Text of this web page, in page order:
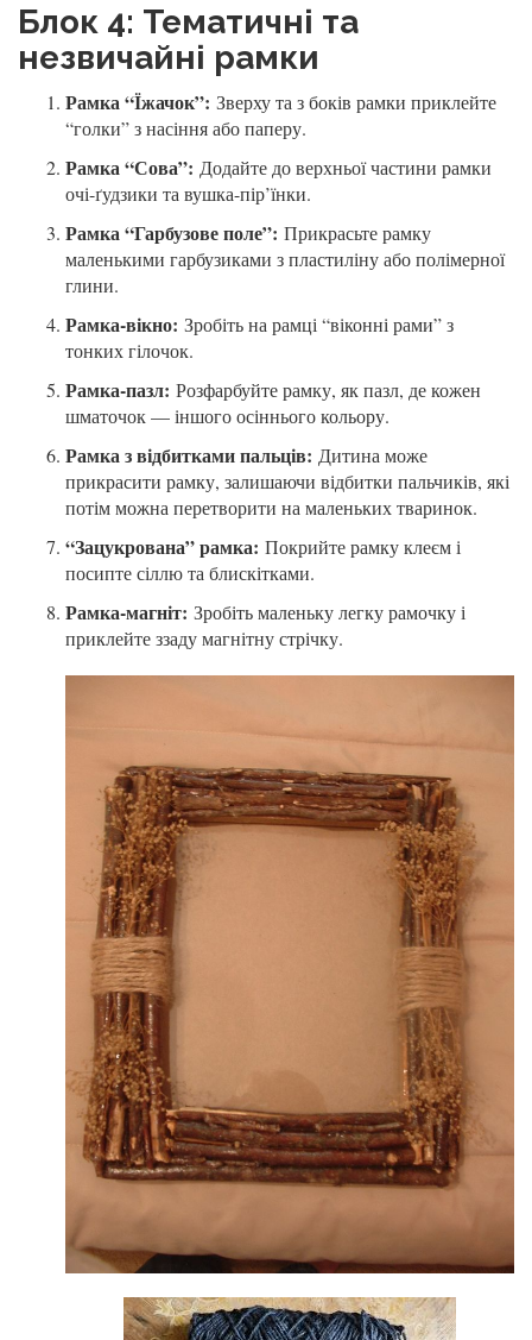
Блок 4: Тематичні та
незвичайні рамки
Рамка “Їжачок”: Зверху та з боків рамки приклейте
“голки” з насіння або паперу.
Рамка “Сова”: Додайте до верхньої частини рамки
очі-ґудзики та вушка-пір’їнки.
Рамка “Гарбузове поле”: Прикрасьте рамку
маленькими гарбузиками з пластиліну або полімерної
глини.
Рамка-вікно: Зробіть на рамці “віконні рами” з
тонких гілочок.
Рамка-пазл: Розфарбуйте рамку, як пазл, де кожен
шматочок — іншого осіннього кольору.
Рамка з відбитками пальців: Дитина може
прикрасити рамку, залишаючи відбитки пальчиків, які
потім можна перетворити на маленьких тваринок.
“Зацукрована” рамка: Покрийте рамку клеєм і
посипте сіллю та блискітками.
Рамка-магніт: Зробіть маленьку легку рамочку і
приклейте ззаду магнітну стрічку.